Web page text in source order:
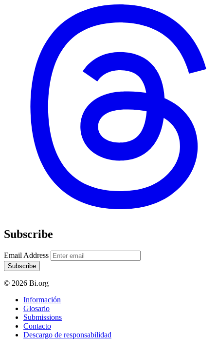
Subscribe
Email Address
Subscribe
© 2026 Bi.org
Información
Glosario
Submissions
Contacto
Descargo de responsabilidad